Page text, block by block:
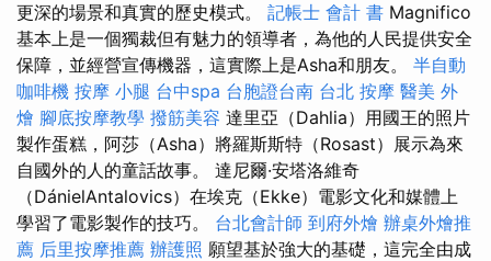
更深的場景和真實的歷史模式。 記帳士 會計 書 Magnifico
基本上是一個獨裁但有魅力的領導者，為他的人民提供安全
保障，並經營宣傳機器，這實際上是Asha和朋友。 半自動
咖啡機 按摩 小腿 台中spa 台胞證台南 台北 按摩 醫美 外
燴 腳底按摩教學 撥筋美容 達里亞（Dahlia）用國王的照片
製作蛋糕，阿莎（Asha）將羅斯斯特（Rosast）展示為來
自國外的人的童話故事。 達尼爾·安塔洛維奇
（DánielAntalovics）在埃克（Ekke）電影文化和媒體上
學習了電影製作的技巧。 台北會計師 到府外燴 辦桌外燴推
薦 后里按摩推薦 辦護照 願望基於強大的基礎，這完全由成